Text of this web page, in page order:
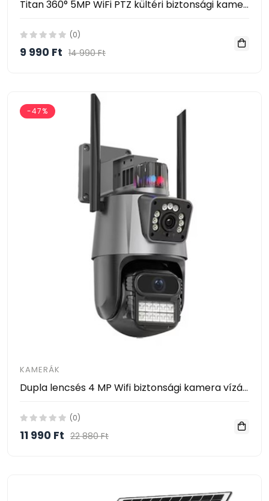
Titan 360° 5MP WiFi PTZ kültéri biztonsági kamera – iCSee, éjjellátás, mozgáskövetés, IP66 (fehér-fekete) KE-23-115
(0)
9 990 Ft 14 990 Ft
-47%
KAMERÁK
Dupla lencsés 4 MP Wifi biztonsági kamera vízálló CCTV videó megfigyelő kamera 2K Alarm fényjelző IP kamera
(0)
11 990 Ft 22 880 Ft